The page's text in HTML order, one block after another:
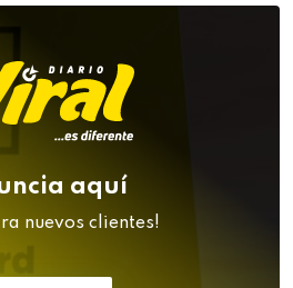
aquí
nuevos clientes!